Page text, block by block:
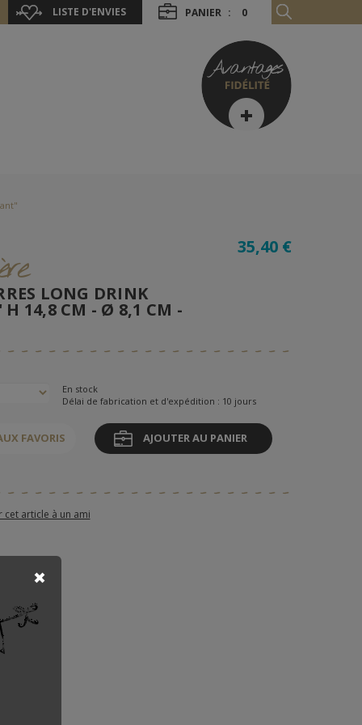
LISTE D'ENVIES PANIER : 0
LONG DRINK
H 14,8 CM - Ø 8,1 CM -
35,40 €
En stock
Délai de fabrication et d'expédition : 10 jours
FAVORIS AJOUTER AU PANIER
cet article à un ami